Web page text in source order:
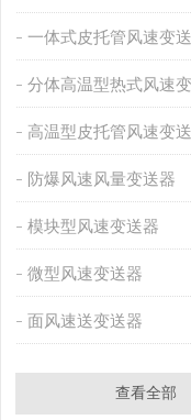
一体式皮托管风速变
分体高温型热式风速
高温型皮托管风速变
防爆风速风量变送器
模块型风速变送器
微型风速变送器
面风速送变送器
查看全部